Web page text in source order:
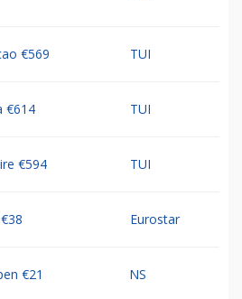
€569 TUI
€614 TUI
€594 TUI
Eurostar
€21 NS